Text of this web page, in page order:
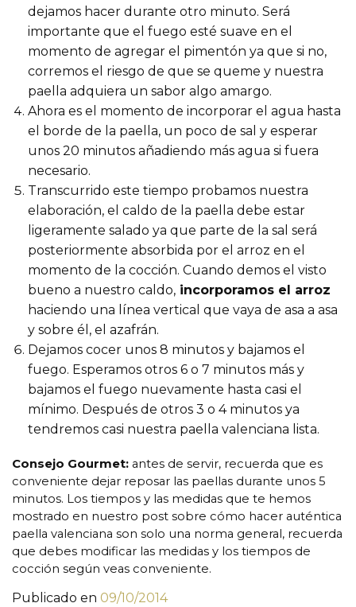
dejamos hacer durante otro minuto. Será
importante que el fuego esté suave en el
momento de agregar el pimentón ya que si no,
corremos el riesgo de que se queme y nuestra
paella adquiera un sabor algo amargo.
Ahora es el momento de incorporar el agua hasta
el borde de la paella, un poco de sal y esperar
unos 20 minutos añadiendo más agua si fuera
necesario.
Transcurrido este tiempo probamos nuestra
elaboración, el caldo de la paella debe estar
ligeramente salado ya que parte de la sal será
posteriormente absorbida por el arroz en el
momento de la cocción. Cuando demos el visto
bueno a nuestro caldo, incorporamos el arroz
haciendo una línea vertical que vaya de asa a asa
y sobre él, el azafrán.
Dejamos cocer unos 8 minutos y bajamos el
fuego. Esperamos otros 6 o 7 minutos más y
bajamos el fuego nuevamente hasta casi el
mínimo. Después de otros 3 o 4 minutos ya
tendremos casi nuestra paella valenciana lista.
Consejo Gourmet: antes de servir, recuerda que es
conveniente dejar reposar las paellas durante unos 5
minutos. Los tiempos y las medidas que te hemos
mostrado en nuestro post sobre cómo hacer auténtica
paella valenciana son solo una norma general, recuerda
que debes modificar las medidas y los tiempos de
cocción según veas conveniente.
Publicado en 09/10/2014